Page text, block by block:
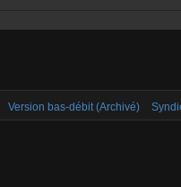
Version bas-débit (Archivé)